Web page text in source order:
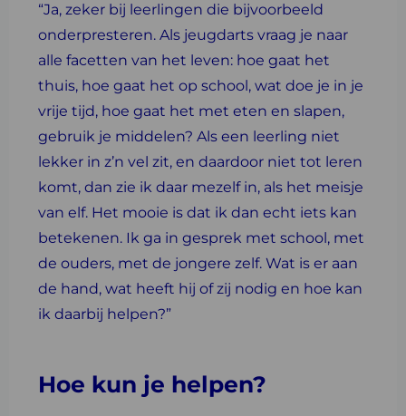
“Ja, zeker bij leerlingen die bijvoorbeeld
onderpresteren. Als jeugdarts vraag je naar
alle facetten van het leven: hoe gaat het
thuis, hoe gaat het op school, wat doe je in je
vrije tijd, hoe gaat het met eten en slapen,
gebruik je middelen? Als een leerling niet
lekker in z’n vel zit, en daardoor niet tot leren
komt, dan zie ik daar mezelf in, als het meisje
van elf. Het mooie is dat ik dan echt iets kan
betekenen. Ik ga in gesprek met school, met
de ouders, met de jongere zelf. Wat is er aan
de hand, wat heeft hij of zij nodig en hoe kan
ik daarbij helpen?”
Hoe kun je helpen?